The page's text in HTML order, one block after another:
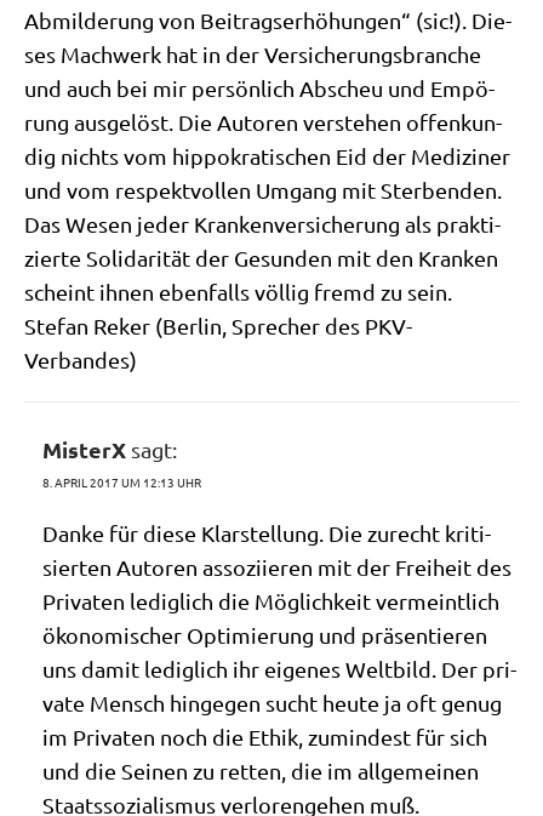
Abmil­de­rung von Bei­trags­er­hö­hun­gen“ (sic!). Die­
ses Mach­werk hat in der Ver­si­che­rungs­bran­che
und auch bei mir per­sön­lich Abscheu und Empö­
rung aus­ge­löst. Die Autoren ver­ste­hen offen­kun­
dig nichts vom hip­po­kra­ti­schen Eid der Medi­zi­ner
und vom respekt­vol­len Umgang mit Ster­ben­den.
Das Wesen jeder Kran­ken­ver­si­che­rung als prak­ti­
zier­te Soli­da­ri­tät der Gesun­den mit den Kran­ken
scheint ihnen eben­falls völ­lig fremd zu sein.
Ste­fan Reker (Ber­lin, Spre­cher des PKV-
Verbandes)
MisterX sagt:
8. APRIL 2017 UM 12:13 UHR
Dan­ke für die­se Klar­stel­lung. Die zurecht kri­ti­
sier­ten Autoren asso­zi­ie­ren mit der Frei­heit des
Pri­va­ten ledig­lich die Mög­lich­keit ver­meint­lich
öko­no­mi­scher Opti­mie­rung und prä­sen­tie­ren
uns damit ledig­lich ihr eige­nes Welt­bild. Der pri­
va­te Mensch hin­ge­gen sucht heu­te ja oft genug
im Pri­va­ten noch die Ethik, zumin­dest für sich
und die Sei­nen zu ret­ten, die im all­ge­mei­nen
Staats­so­zia­lis­mus ver­lo­ren­ge­hen muß.